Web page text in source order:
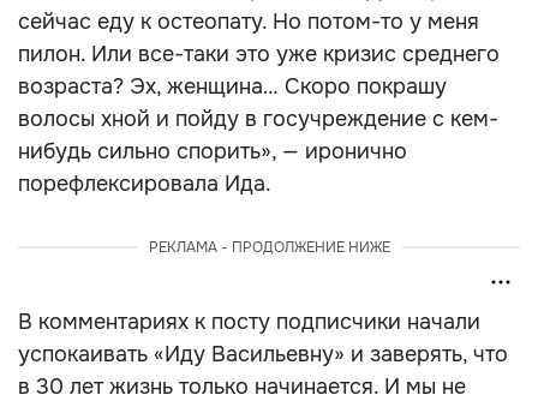
сейчас еду к остеопату. Но потом-то у меня
пилон. Или все-таки это уже кризис среднего
возраста? Эх, женщина… Скоро покрашу
волосы хной и пойду в госучреждение с кем-
нибудь сильно спорить», — иронично
порефлексировала Ида.
РЕКЛАМА - ПРОДОЛЖЕНИЕ НИЖЕ
В комментариях к посту подписчики начали
успокаивать «Иду Васильевну» и заверять, что
в 30 лет жизнь только начинается. И мы не